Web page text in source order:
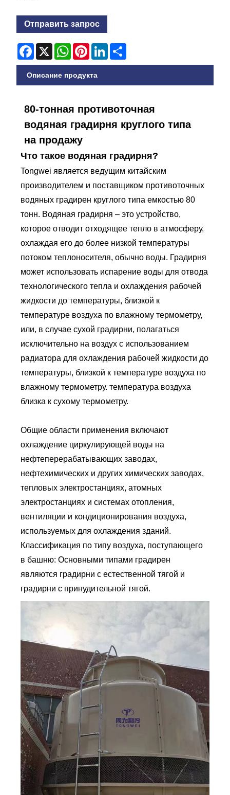
Отправить запрос
Facebook
X WhatsApp
PinterestLinkedIn
Описание продукта
80-тонная противоточная
водяная градирня круглого типа
на продажу
Что такое водяная градирня?
Tongwei является ведущим китайским
производителем и поставщиком противоточных
водяных градирен круглого типа емкостью 80
тонн. Водяная градирня – это устройство,
которое отводит отходящее тепло в атмосферу,
охлаждая его до более низкой температуры
потоком теплоносителя, обычно воды. Градирня
может использовать испарение воды для отвода
технологического тепла и охлаждения рабочей
жидкости до температуры, близкой к
температуре воздуха по влажному термометру,
или, в случае сухой градирни, полагаться
исключительно на воздух с использованием
радиатора для охлаждения рабочей жидкости до
температуры, близкой к температуре воздуха по
влажному термометру. температура воздуха
близка к сухому термометру.
Общие области применения включают
охлаждение циркулирующей воды на
нефтеперерабатывающих заводах,
нефтехимических и других химических заводах,
тепловых электростанциях, атомных
электростанциях и системах отопления,
вентиляции и кондиционирования воздуха,
используемых для охлаждения зданий.
Классификация по типу воздуха, поступающего
в башню: Основными типами градирен
являются градирни с естественной тягой и
градирни с принудительной тягой.